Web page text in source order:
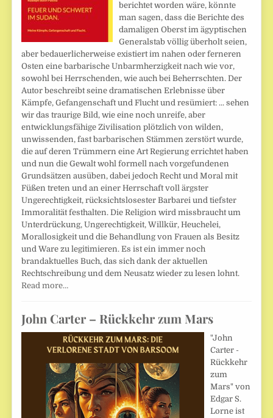
berichtet worden wäre, könnte
man sagen, dass die Berichte des
damaligen Oberst im ägyptischen
Generalstab völlig überholt seien,
aber bedauerlicherweise existiert im nahen oder ferneren
Osten eine barbarische Unbarmherzigkeit nach wie vor,
sowohl bei Herrschenden, wie auch bei Beherrschten. Der
Autor beschreibt seine dramatischen Erlebnisse über
Kämpfe, Gefangenschaft und Flucht und resümiert: ... sehen
wir das traurige Bild, wie eine noch unreife, aber
entwicklungsfähige Zivilisation plötzlich von wilden,
unwissenden, fast barbarischen Stämmen zerstört wurde,
die auf deren Trümmern eine Art Regierung errichtet haben
und nun die Gewalt wohl formell nach vorgefundenen
Grundsätzen ausüben, dabei jedoch Recht und Moral mit
Füßen treten und an einer Herrschaft voll ärgster
Ungerechtigkeit, rücksichtslosester Barbarei und tiefster
Immoralität festhalten. Die Religion wird missbraucht um
Unterdrückung, Ungerechtigkeit, Willkür, Heuchelei,
Morallosigkeit und die Behandlung von Frauen als Besitz
und Ware zu legitimieren. Es ist ein immer noch
brandaktuelles Buch, das sich dank der aktuellen
Rechtschreibung und dem Neusatz wieder zu lesen lohnt.
Read more…
John Carter – Rückkehr zum Mars
"John
Carter -
Rückkehr
zum
Mars" von
Edgar S.
Lorne ist